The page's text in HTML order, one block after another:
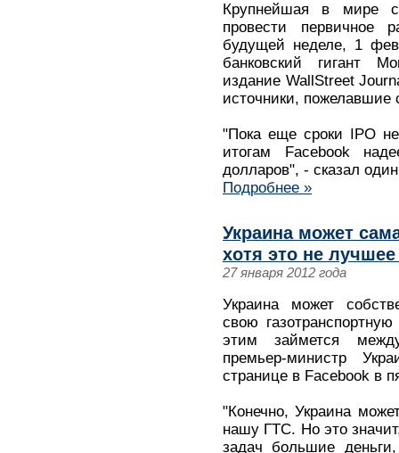
Крупнейшая в мире
провести первичное
будущей неделе, 1
банковский гигант
издание WallStreet
источники, пожелавшие
"Пока еще сроки IPO
итогам Facebook
долларов", - сказал
Подробнее »
Украина может
хотя это не
27 января 2012 года
Украина может
свою
этим займется
премьер-министр
странице в Facebook в
"Конечно, Украина
нашу ГТС. Но это
задач большие